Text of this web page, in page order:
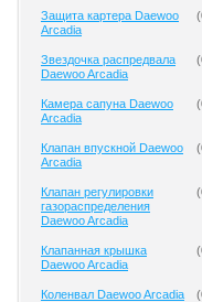
Защита картера Daewoo
Arcadia
(
Звездочка распредвала
Daewoo Arcadia
(
Камера сапуна Daewoo
Arcadia
(
Клапан впускной Daewoo
Arcadia
(
Клапан регулировки
газораспределения
Daewoo Arcadia
(
Клапанная крышка
Daewoo Arcadia
(
Коленвал Daewoo Arcadia (